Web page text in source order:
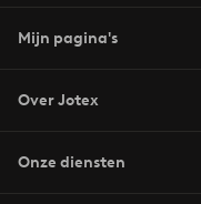
Mijn pagina's
Over Jotex
Onze diensten